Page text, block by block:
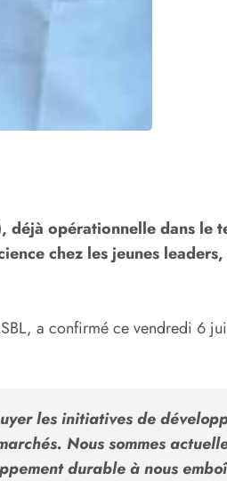
déjà opérationnelle dans le
chez les jeunes
a confirmé ce vendredi 6
les initiatives de
Nous sommes
durable à nous